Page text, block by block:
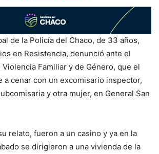
de la Policía del Chaco, de 33 años,
en Resistencia, denunció ante el
Familiar y de Género, que el
a cenar con un excomisario inspector,
y otra mujer, en General San
relato, fueron a un casino y ya en la
se dirigieron a una vivienda de la